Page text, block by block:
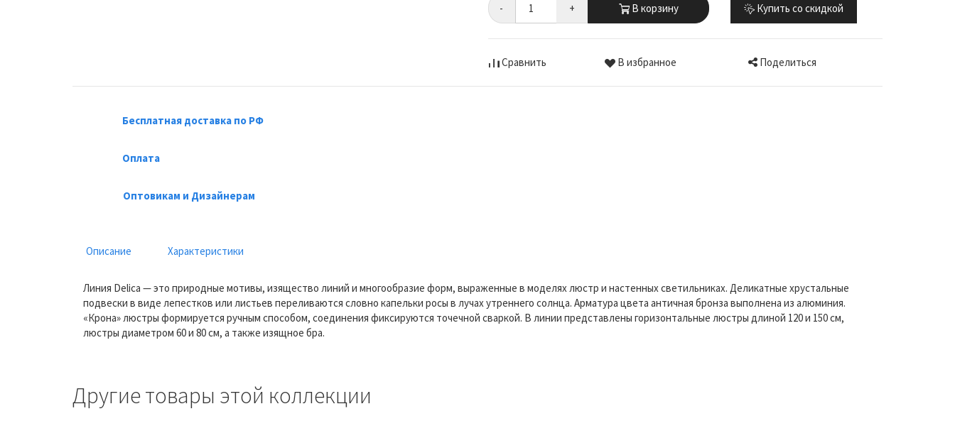
-
+ В корзину Купить со скидкой
Сравнить В избранное Поделиться
Бесплатная доставка по РФ
Оплата
Оптовикам и Дизайнерам
Описание Характеристики
Линия Delica — это природные мотивы, изящество линий и многообразие форм, выраженные в моделях люстр и настенных светильниках. Деликатные хрустальные
подвески в виде лепестков или листьев переливаются словно капельки росы в лучах утреннего солнца. Арматура цвета античная бронза выполнена из алюминия.
«Крона» люстры формируется ручным способом, соединения фиксируются точечной сваркой. В линии представлены горизонтальные люстры длиной 120 и 150 см,
люстры диаметром 60 и 80 см, а также изящное бра.
Другие товары этой коллекции